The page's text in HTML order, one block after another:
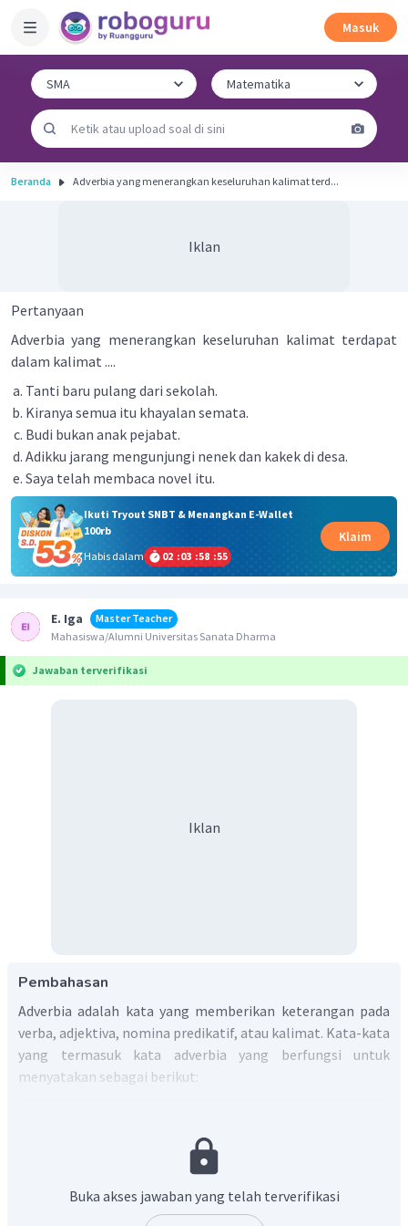
Masuk
Beranda Adverbia yang menerangkan keseluruhan kalimat terd...
Iklan
Pertanyaan
Adverbia yang menerangkan keseluruhan kalimat terdapat
dalam kalimat ....
Tanti baru pulang dari sekolah.
Kiranya semua itu khayalan semata.
Budi bukan anak pejabat.
Adikku jarang mengunjungi nenek dan kakek di desa.
Saya telah membaca novel itu.
Ikuti Tryout SNBT & Menangkan E-Wallet
100rb
Habis dalam
02 :03 :58 :55
Klaim
E. Iga
Master Teacher
Mahasiswa/Alumni Universitas Sanata Dharma
Jawaban terverifikasi
Iklan
Pembahasan
Adverbia adalah kata yang memberikan keterangan pada
verba, adjektiva, nomina predikatif, atau kalimat. Kata-kata
yang termasuk kata adverbia yang berfungsi untuk
menyatakan sebagai berikut:
belum, masih, baru, pernah, sempat
sikap batin: ingin, mau, hendak, suka, segan
kekerapan (frekuensi): jarang, sering, kadang-kadang,
Buka akses jawaban yang telah terverifikasi